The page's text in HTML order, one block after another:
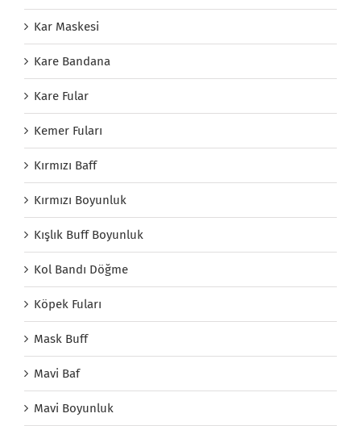
Kar Maskesi
Kare Bandana
Kare Fular
Kemer Fuları
Kırmızı Baff
Kırmızı Boyunluk
Kışlık Buff Boyunluk
Kol Bandı Döğme
Köpek Fuları
Mask Buff
Mavi Baf
Mavi Boyunluk